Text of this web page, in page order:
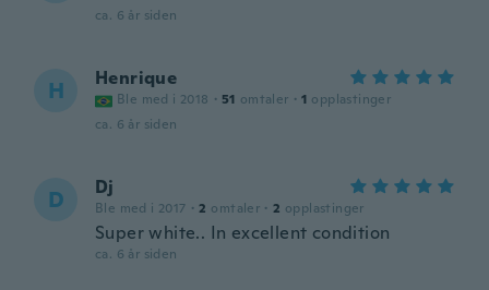
ca. 6 år siden
H Henrique
Ble med i 2018 · 51 omtaler · 1 opplastinger
ca. 6 år siden
D Dj
Ble med i 2017 · 2 omtaler · 2 opplastinger
Super white.. In excellent condition
ca. 6 år siden